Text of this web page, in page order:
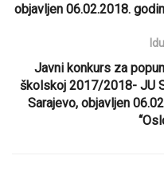
objavljen 06.02.2018.
Javni konkurs za
školskoj 2017/2018- JU
Sarajevo, objavljen